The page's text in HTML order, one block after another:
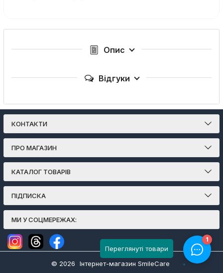
Опис
Відгуки
Переглянуті товари
КОНТАКТИ
ПРО МАГАЗИН
КАТАЛОГ ТОВАРІВ
ПІДПИСКА
МИ У СОЦМЕРЕЖАХ:
© 2026 Інтернет-магазин SmileCare